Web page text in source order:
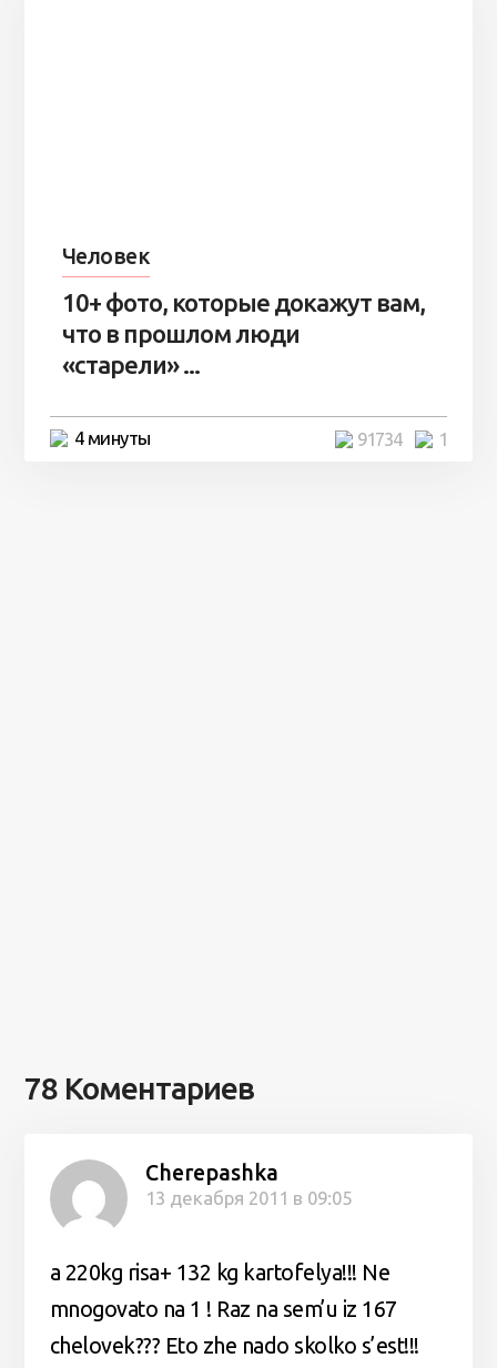
Человек
10+ фото, которые докажут вам,
что в прошлом люди
«старели» ...
4 минуты 1
91734
78 Коментариев
Cherepashka
13 декабря 2011 в 09:05
a 220kg risa+ 132 kg kartofelya!!! Ne
mnogovato na 1 ! Raz na sem’u iz 167
chelovek??? Eto zhe nado skolko s’est!!!